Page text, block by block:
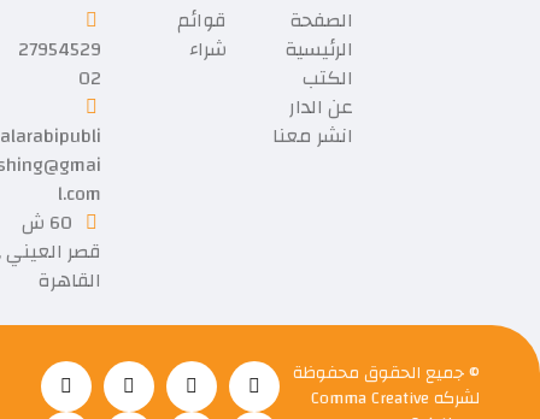
الصفحة
الرئيسية
الكتب
عن الدار
انشر معنا
قوائم
شراء
27954529
02
alarabipubli
l.com
60 ش
قصر العيني
القاهرة
© جميع الحقوق محفوظة
لشركهComma Creative